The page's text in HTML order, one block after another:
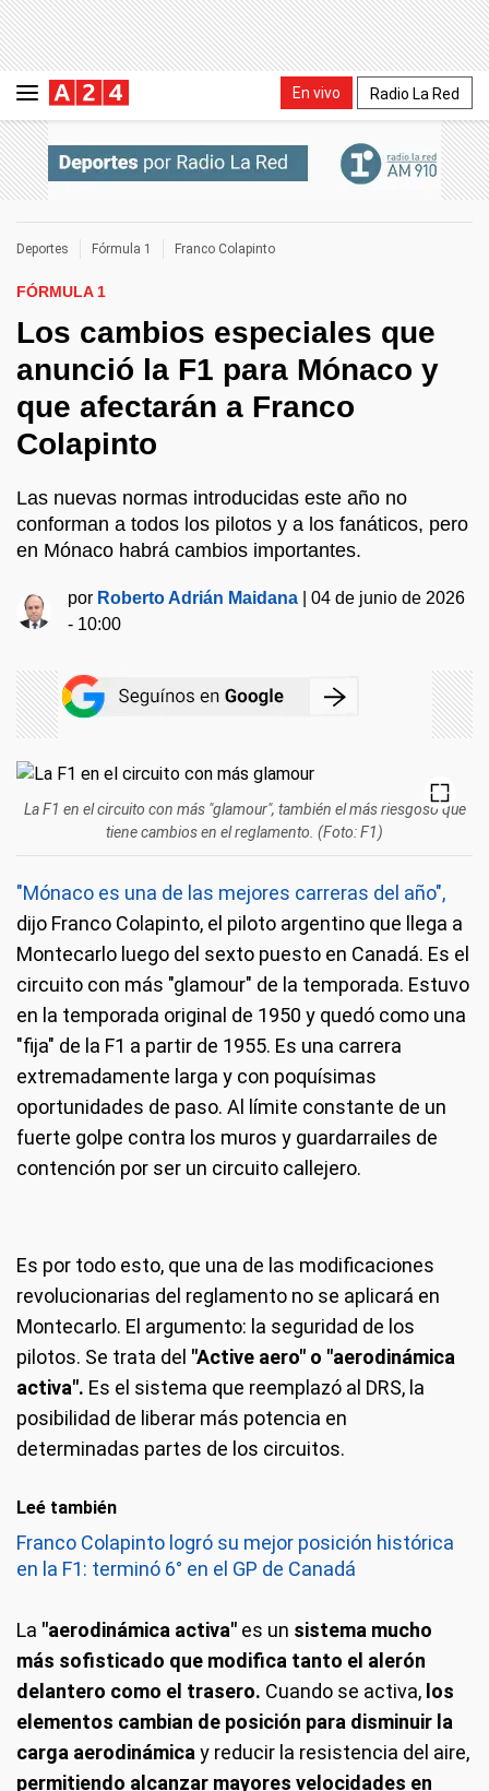
En vivo Radio La Red
Deportes Fórmula 1 Franco Colapinto
FÓRMULA 1
Los cambios especiales que
anunció la F1 para Mónaco y
que afectarán a Franco
Colapinto
Las nuevas normas introducidas este año no
conforman a todos los pilotos y a los fanáticos, pero
en Mónaco habrá cambios importantes.
por Roberto Adrián Maidana |04 de junio de 2026
- 10:00
La F1 en el circuito con más "glamour", también el más riesgoso que
tiene cambios en el reglamento. (Foto: F1)
"Mónaco es una de las mejores carreras del año",
dijo Franco Colapinto, el piloto argentino que llega a
Montecarlo luego del sexto puesto en Canadá. Es el
circuito con más "glamour" de la temporada. Estuvo
en la temporada original de 1950 y quedó como una
"fija" de la F1 a partir de 1955. Es una carrera
extremadamente larga y con poquísimas
oportunidades de paso. Al límite constante de un
fuerte golpe contra los muros y guardarrailes de
contención por ser un circuito callejero.
Es por todo esto, que una de las modificaciones
revolucionarias del reglamento no se aplicará en
Montecarlo. El argumento: la seguridad de los
pilotos. Se trata del "Active aero" o "aerodinámica
activa". Es el sistema que reemplazó al DRS, la
posibilidad de liberar más potencia en
determinadas partes de los circuitos.
Leé también
Franco Colapinto logró su mejor posición histórica
en la F1: terminó 6° en el GP de Canadá
La "aerodinámica activa" es un sistema mucho
más sofisticado que modifica tanto el alerón
delantero como el trasero. Cuando se activa, los
elementos cambian de posición para disminuir la
carga aerodinámica y reducir la resistencia del aire,
permitiendo alcanzar mayores velocidades en